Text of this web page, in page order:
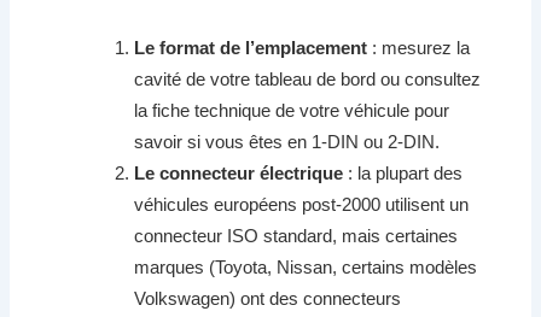
Le format de l’emplacement : mesurez la
cavité de votre tableau de bord ou consultez
la fiche technique de votre véhicule pour
savoir si vous êtes en 1-DIN ou 2-DIN.
Le connecteur électrique : la plupart des
véhicules européens post-2000 utilisent un
connecteur ISO standard, mais certaines
marques (Toyota, Nissan, certains modèles
Volkswagen) ont des connecteurs